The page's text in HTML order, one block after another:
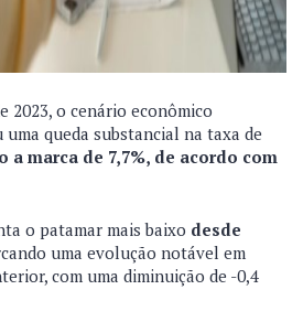
2023, o cenário econômico
queda substancial na taxa de
a marca de 7,7%, de acordo com
o patamar mais baixo desde
uma evolução notável em
com uma diminuição de -0,4